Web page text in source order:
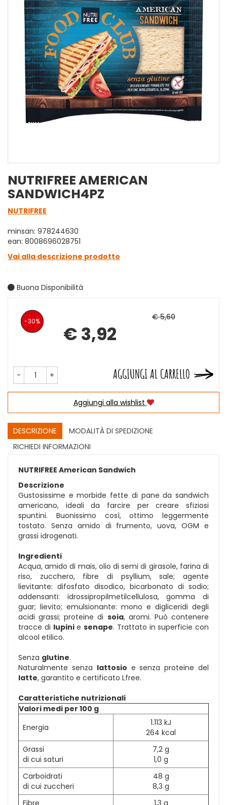
NUTRIFREE AMERICAN
SANDWICH4PZ
NUTRIFREE
minsan: 978244630
ean: 8008696028751
Vai alla descrizione prodotto
Buona Disponibilità
Sconto
30% € 5,60
Prezzo
€ 3,92
- + AGGIUNGI AL CARRELLO
Aggiungi alla wishlist
DESCRIZIONE
MODALITÀ DI SPEDIZIONE
RICHIEDI INFORMAZIONI
NUTRIFREE American Sandwich
Descrizione
Gustosissime e morbide fette di pane da sandwich
americano, ideali da farcire per creare sfiziosi
spuntini. Buonissimo così, ottimo leggermente
tostato. Senza amido di frumento, uova, OGM e
grassi idrogenati.
Ingredienti
Acqua, amido di mais, olio di semi di girasole, farina di
riso, zucchero, fibre di psyllium, sale; agente
lievitante: difosfato disodico, bicarbonato di sodio;
addensanti: idrossipropilmetilcellulosa, gomma di
guar; lievito; emulsionante: mono e digliceridi degli
acidi grassi; proteine di soia, aromi. Può contenere
tracce di lupinie senape. Trattato in superficie con
alcool etilico.
Senza glutine.
Naturalmente senza lattosio e senza proteine del
latte, garantito e certificato Lfree.
Caratteristiche nutrizionali
Valori medi per 100 g
Energia
1.113 kJ
264 kcal
Grassi
di cui saturi
7,2 g
1,0 g
Carboidrati
di cui zuccheri
48 g
8,3 g